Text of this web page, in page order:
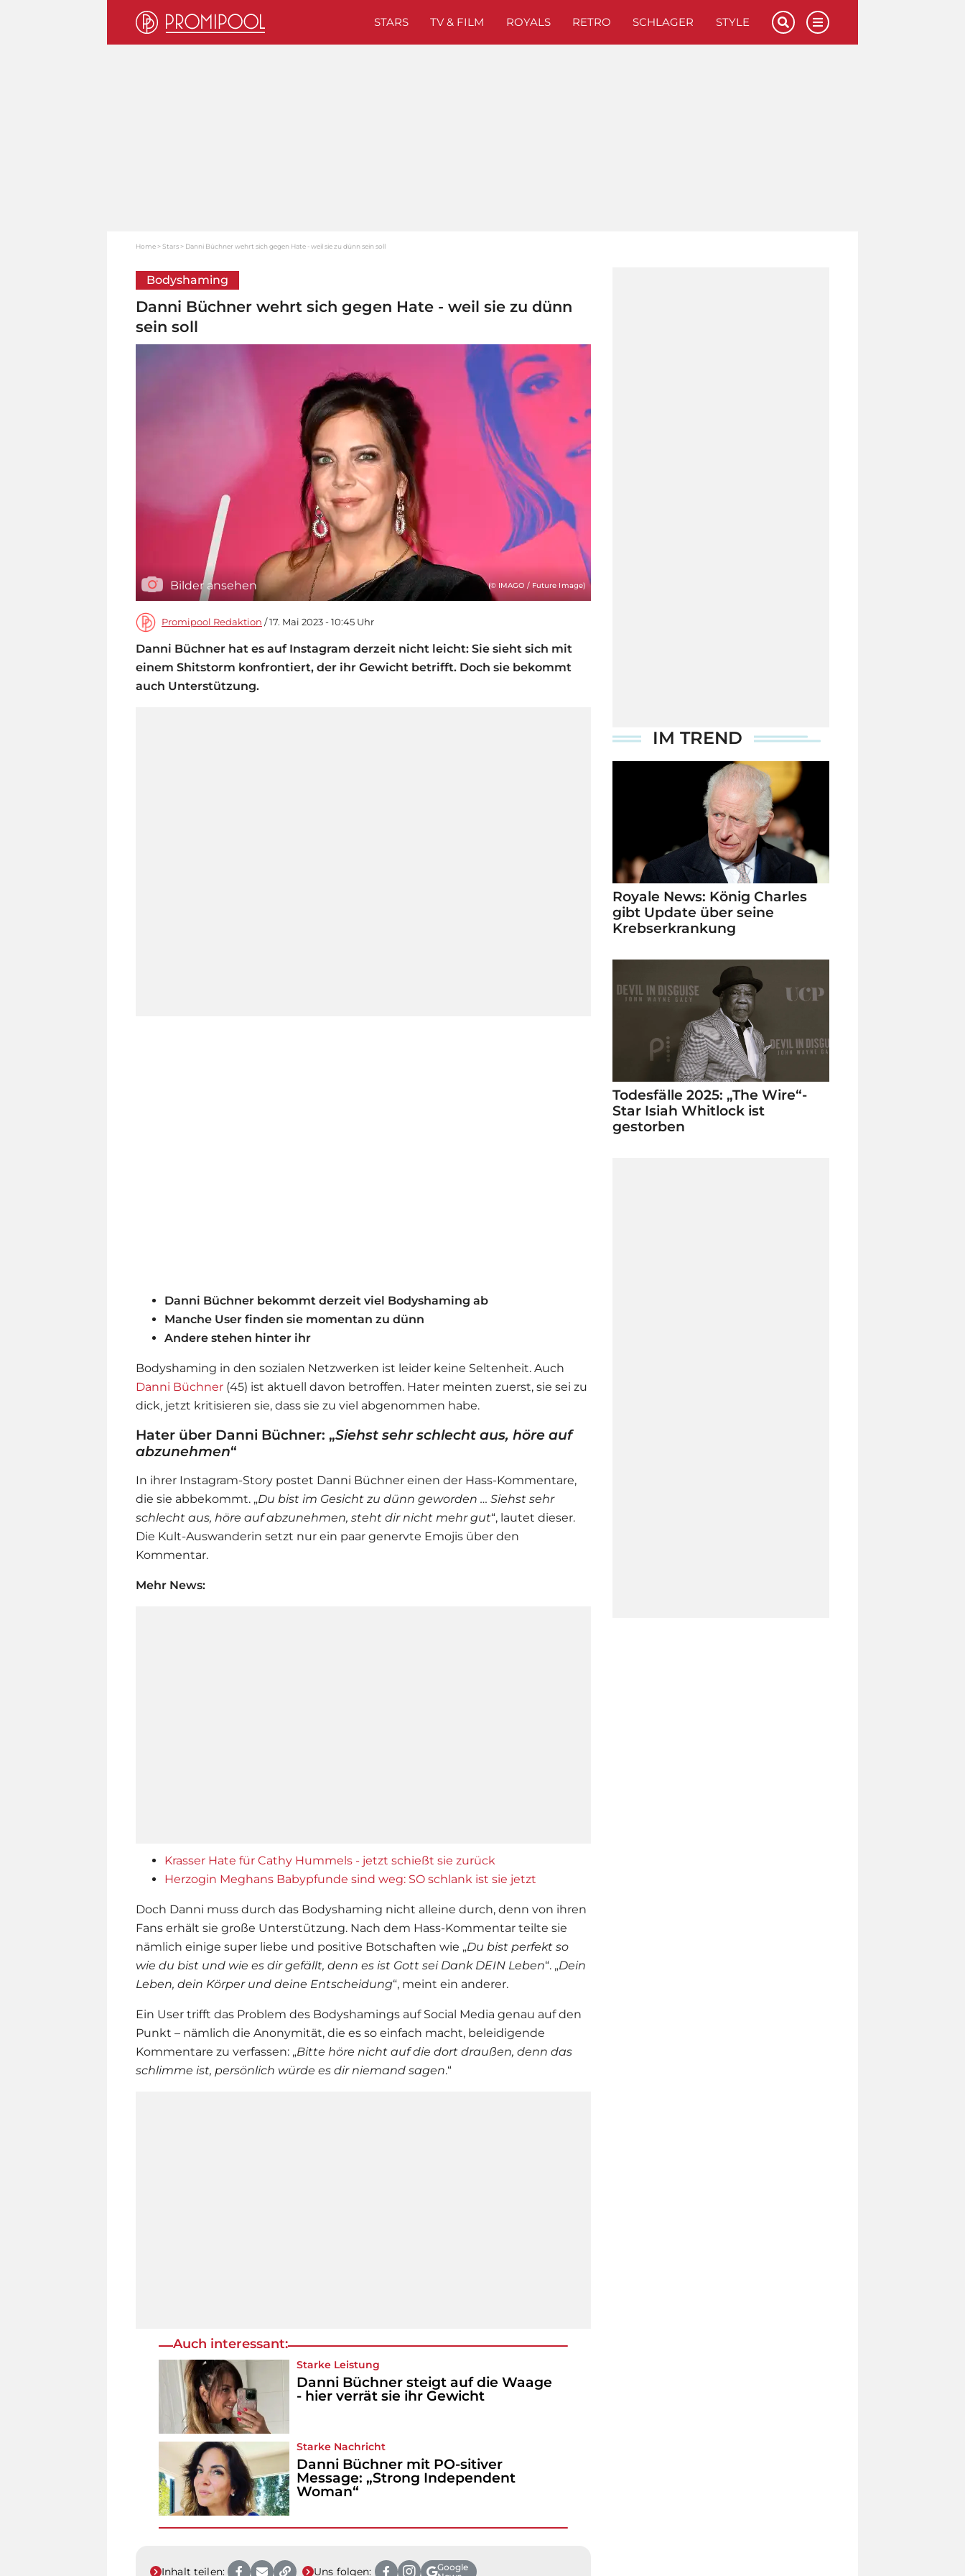
STARS TV & FILM ROYALS RETRO SCHLAGER STYLE
Home Stars Danni Büchner wehrt sich gegen Hate - weil sie zu dünn sein soll
Bodyshaming
Danni Büchner wehrt sich gegen Hate - weil sie zu dünn
sein soll
Bilder ansehen (© IMAGO / Future Image)
Promipool Redaktion / 17. Mai 2023 - 10:45 Uhr
Danni Büchner hat es auf Instagram derzeit nicht leicht: Sie sieht sich mit
einem Shitstorm konfrontiert, der ihr Gewicht betrifft. Doch sie bekommt
auch Unterstützung.
Danni Büchner bekommt derzeit viel Bodyshaming ab
Manche User finden sie momentan zu dünn
Andere stehen hinter ihr
Bodyshaming in den sozialen Netzwerken ist leider keine Seltenheit. Auch
Danni Büchner (45) ist aktuell davon betroffen. Hater meinten zuerst, sie sei zu
dick, jetzt kritisieren sie, dass sie zu viel abgenommen habe.
Hater über Danni Büchner: „Siehst sehr schlecht aus, höre auf
abzunehmen“
In ihrer Instagram-Story postet Danni Büchner einen der Hass-Kommentare,
die sie abbekommt. „Du bist im Gesicht zu dünn geworden … Siehst sehr
schlecht aus, höre auf abzunehmen, steht dir nicht mehr gut“, lautet dieser.
Die Kult-Auswanderin setzt nur ein paar genervte Emojis über den
Kommentar.
Mehr News:
Krasser Hate für Cathy Hummels - jetzt schießt sie zurück
Herzogin Meghans Babypfunde sind weg: SO schlank ist sie jetzt
Doch Danni muss durch das Bodyshaming nicht alleine durch, denn von ihren
Fans erhält sie große Unterstützung. Nach dem Hass-Kommentar teilte sie
nämlich einige super liebe und positive Botschaften wie „Du bist perfekt so
wie du bist und wie es dir gefällt, denn es ist Gott sei Dank DEIN Leben“. „Dein
Leben, dein Körper und deine Entscheidung“, meint ein anderer.
Ein User trifft das Problem des Bodyshamings auf Social Media genau auf den
Punkt – nämlich die Anonymität, die es so einfach macht, beleidigende
Kommentare zu verfassen: „Bitte höre nicht auf die dort draußen, denn das
schlimme ist, persönlich würde es dir niemand sagen.“
Auch interessant:
Starke Leistung
Danni Büchner steigt auf die Waage
- hier verrät sie ihr Gewicht
Starke Nachricht
Danni Büchner mit PO-sitiver
Message: „Strong Independent
Woman“
Inhalt teilen: Uns folgen:
Google
IM TREND
Royale News: König Charles
gibt Update über seine
Krebserkrankung
Todesfälle 2025: „The Wire“-
Star Isiah Whitlock ist
gestorben